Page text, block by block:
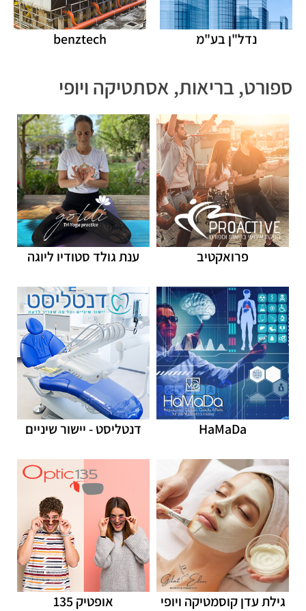
נדל"ן בע"מ benztech
ספורט, בריאות, אסתטיקה ויופי
פרואקטיב ענת גולד סטודיו ליוגה
HaMaDa דנטליסט - יישור שיניים
גילת עדן קוסמטיקה ויופי אופטיק 135